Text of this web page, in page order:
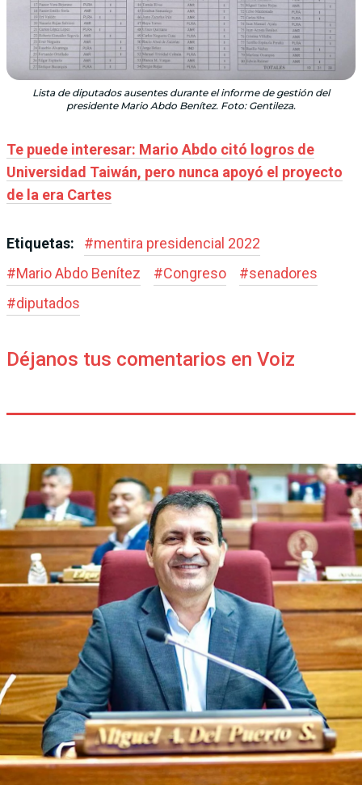
Lista de diputados ausentes durante el informe de gestión del
presidente Mario Abdo Benítez. Foto: Gentileza.
Te puede interesar: Mario Abdo citó logros de
Universidad Taiwán, pero nunca apoyó el proyecto
de la era Cartes
Etiquetas: #mentira presidencial 2022
#Mario Abdo Benítez #Congreso #senadores
#diputados
Déjanos tus comentarios en Voiz